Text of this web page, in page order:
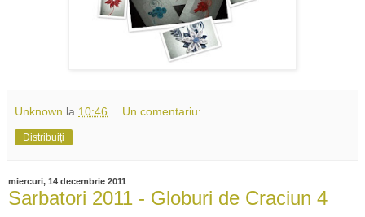
Unknown la 10:46 Un comentariu:
Distribuiți
miercuri, 14 decembrie 2011
Sarbatori 2011 - Globuri de Craciun 4